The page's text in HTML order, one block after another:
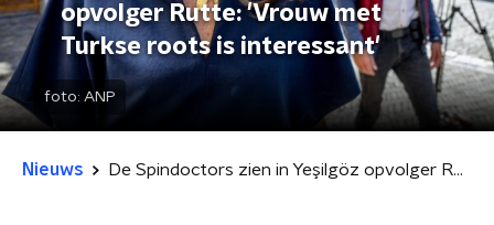
opvolger Rutte: 'Vrouw met
Turkse roots is interessant'
foto: ANP
Nieuws De Spindoctors zien in Yeşilgöz opvolger Rutte: 'Vrouw met Turkse roots is interessant'